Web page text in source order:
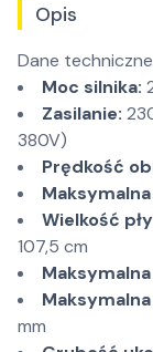
Opis
Dane
Moc silnika:
Zasilanie:
380V)
Prędkość
Wielkość
107,5 cm
mm